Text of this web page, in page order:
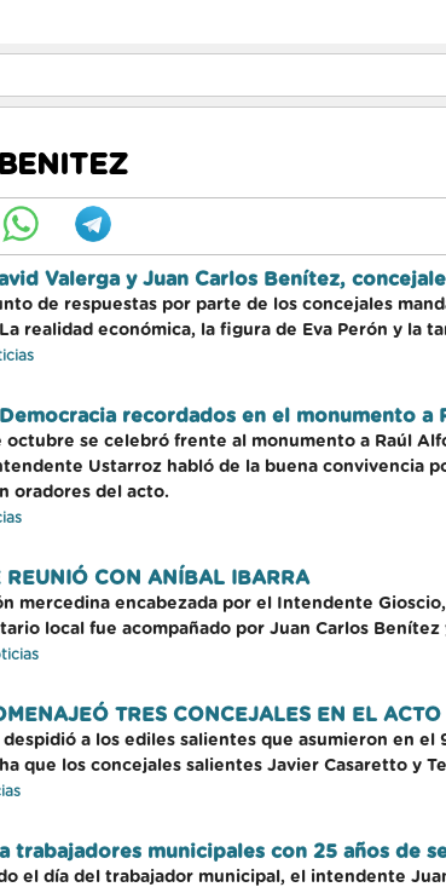
Valerga y Juan Carlos Benítez,
de respuestas por parte de los concejales
realidad económica, la figura de Eva Perón y la
recordados en el monumento a
octubre se celebró frente al monumento a Raúl
Ustarroz habló de la buena convivencia
oradores del acto.
REUNIÓ CON ANÍBAL IBARRA
mercedina encabezada por el Intendente
local fue acompañado por Juan Carlos
TRES CONCEJALES EN EL
a los ediles salientes que asumieron en el
que los concejales salientes Javier Casaretto y
trabajadores municipales con 25 años de
el día del trabajador municipal, el intendente